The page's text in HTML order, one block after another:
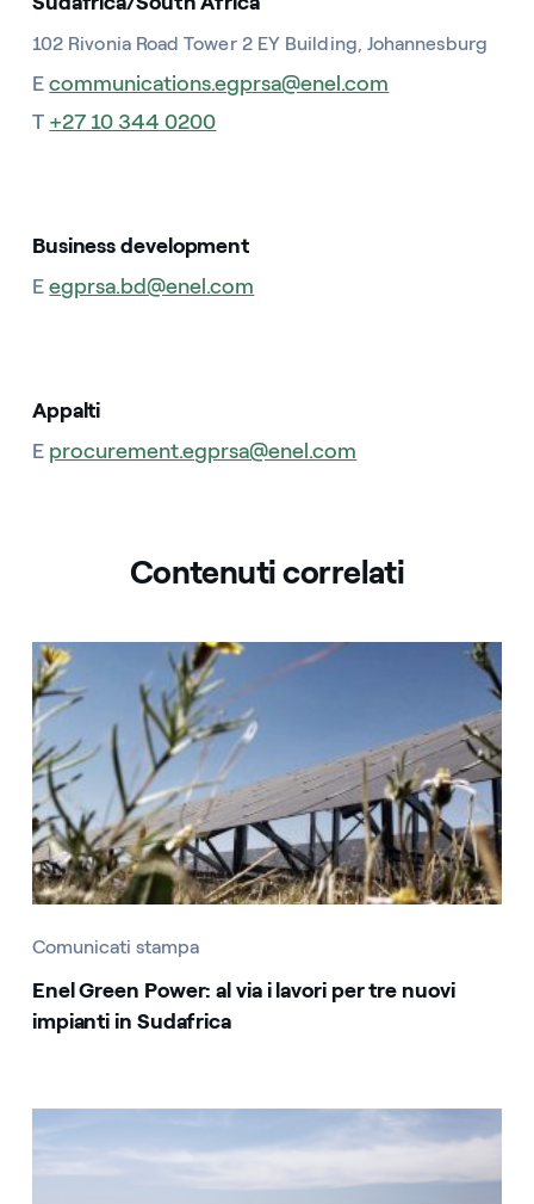
102 Rivonia Road Tower 2 EY Building, Johannesburg
E communications.egprsa@enel.com
T +27 10 344 0200
Business development
E egprsa.bd@enel.com
Appalti
E procurement.egprsa@enel.com
Contenuti correlati
Comunicati stampa
Enel Green Power: al via i lavori per tre nuovi
impianti in Sudafrica